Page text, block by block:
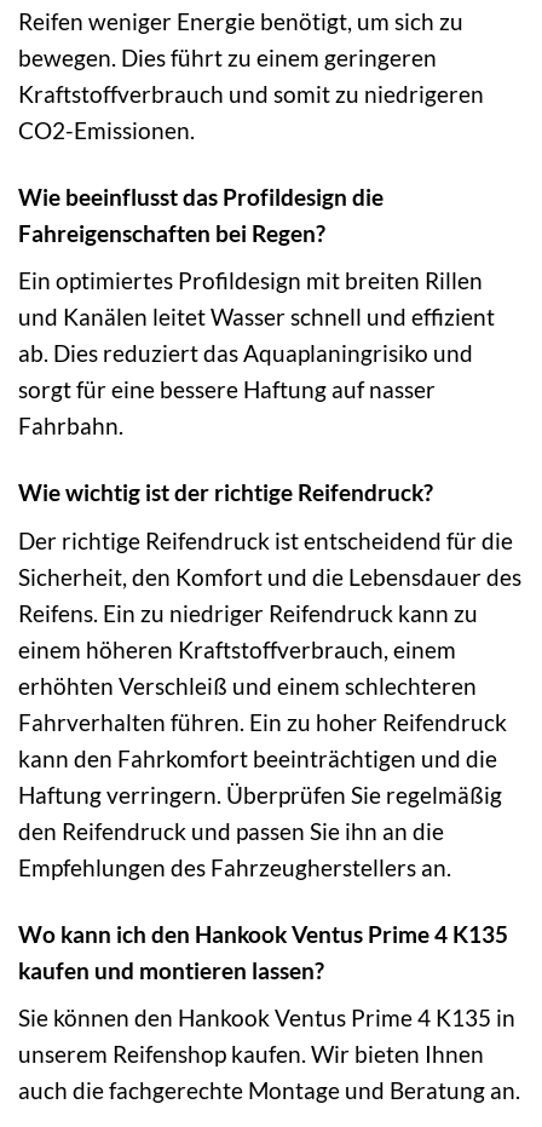
Reifen weniger Energie benötigt, um sich zu
bewegen. Dies führt zu einem geringeren
Kraftstoffverbrauch und somit zu niedrigeren
CO2-Emissionen.
Wie beeinflusst das Profildesign die
Fahreigenschaften bei Regen?
Ein optimiertes Profildesign mit breiten Rillen
und Kanälen leitet Wasser schnell und effizient
ab. Dies reduziert das Aquaplaningrisiko und
sorgt für eine bessere Haftung auf nasser
Fahrbahn.
Wie wichtig ist der richtige Reifendruck?
Der richtige Reifendruck ist entscheidend für die
Sicherheit, den Komfort und die Lebensdauer des
Reifens. Ein zu niedriger Reifendruck kann zu
einem höheren Kraftstoffverbrauch, einem
erhöhten Verschleiß und einem schlechteren
Fahrverhalten führen. Ein zu hoher Reifendruck
kann den Fahrkomfort beeinträchtigen und die
Haftung verringern. Überprüfen Sie regelmäßig
den Reifendruck und passen Sie ihn an die
Empfehlungen des Fahrzeugherstellers an.
Wo kann ich den Hankook Ventus Prime 4 K135
kaufen und montieren lassen?
Sie können den Hankook Ventus Prime 4 K135 in
unserem Reifenshop kaufen. Wir bieten Ihnen
auch die fachgerechte Montage und Beratung an.